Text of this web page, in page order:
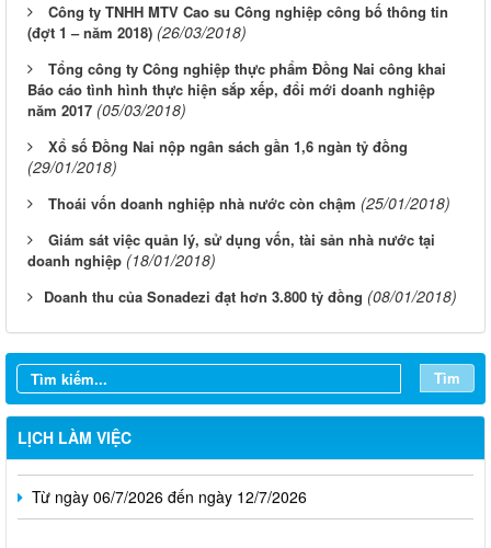
Công ty TNHH MTV Cao su Công nghiệp công bố thông tin
(đợt 1 – năm 2018) (26/03/2018)
Tổng công ty Công nghiệp thực phẩm Đồng Nai công khai
Báo cáo tình hình thực hiện sắp xếp, đổi mới doanh nghiệp
năm 2017 (05/03/2018)
Xổ số Đồng Nai nộp ngân sách gần 1,6 ngàn tỷ đồng
(29/01/2018)
Thoái vốn doanh nghiệp nhà nước còn chậm (25/01/2018)
Giám sát việc quản lý, sử dụng vốn, tài sản nhà nước tại
doanh nghiệp (18/01/2018)
​Doanh thu của Sonadezi đạt hơn 3.800 tỷ đồng (08/01/2018)
Tìm
LỊCH LÀM VIỆC
Từ ngày 03/8/2026 đến ngày 09/8/2026
Từ ngày 27/7/2026 đến ngày 02/8/2026
Từ ngày 20/7/2026 đến ngày 26/7/2026
Từ ngày 13/7/2026 đến ngày 18/7/2026
Từ ngày 06/7/2026 đến ngày 12/7/2026